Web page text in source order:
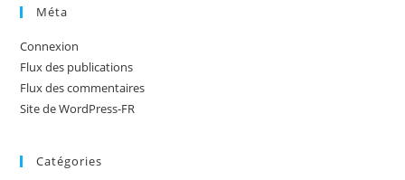
Méta
Connexion
Flux des publications
Flux des commentaires
Site de WordPress-FR
Catégories